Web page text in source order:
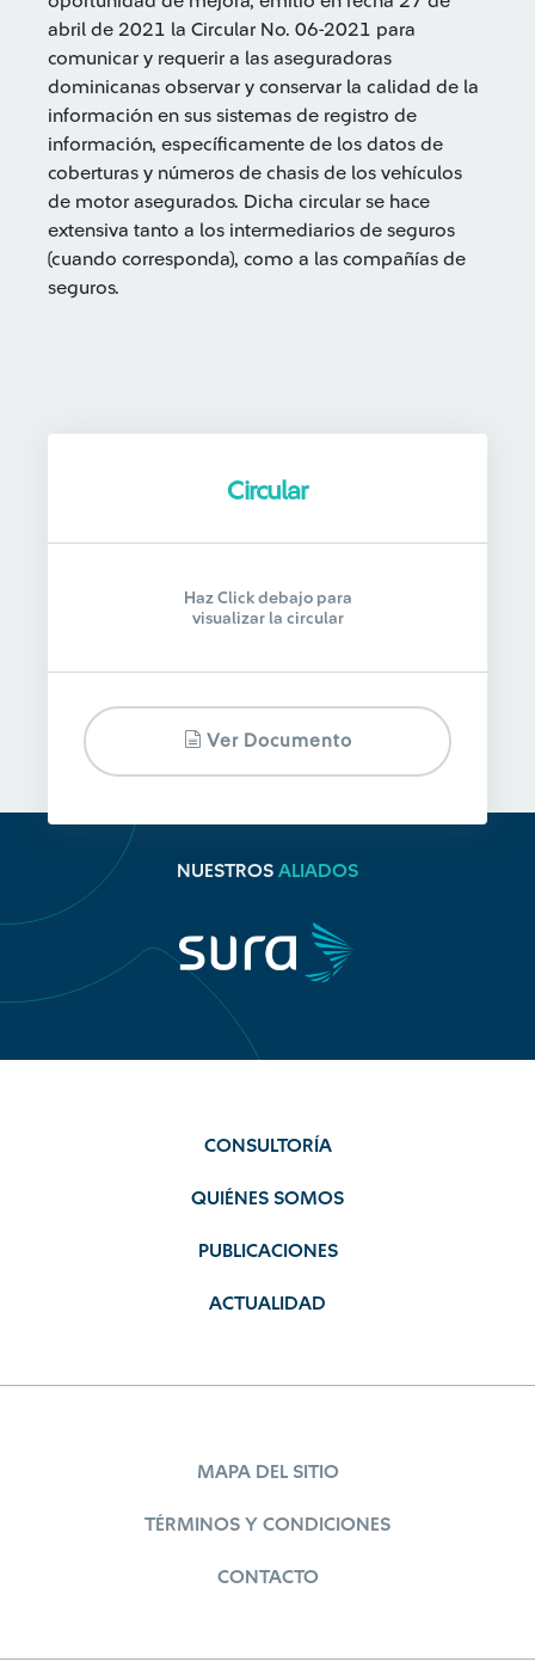
abril de 2021 la Circular No. 06-2021 para
comunicar y requerir a las aseguradoras
dominicanas observar y conservar la calidad de la
información en sus sistemas de registro de
información, específicamente de los datos de
coberturas y números de chasis de los vehículos
de motor asegurados. Dicha circular se hace
extensiva tanto a los intermediarios de seguros
(cuando corresponda), como a las compañías de
seguros.
Circular
Haz Click debajo para
visualizar la circular
Ver Documento
NUESTROS ALIADOS
CONSULTORÍA
QUIÉNES SOMOS
PUBLICACIONES
ACTUALIDAD
MAPA DEL SITIO
TÉRMINOS Y CONDICIONES
CONTACTO